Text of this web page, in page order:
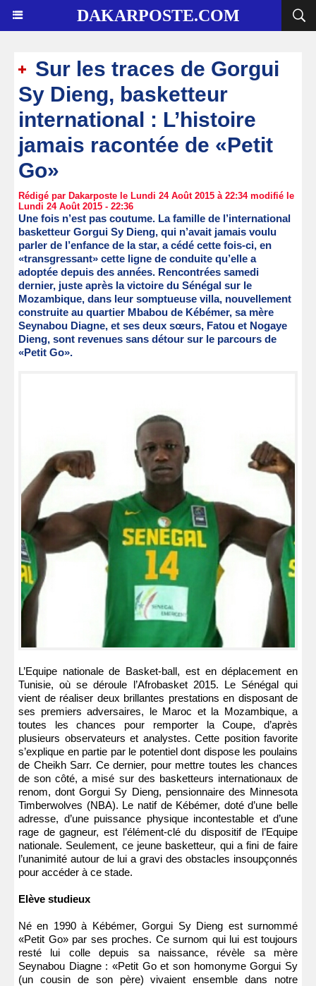
DAKARPOSTE.COM
Sur les traces de Gorgui
Sy Dieng, basketteur
international : L’histoire
jamais racontée de «Petit
Go»
Rédigé par Dakarposte le Lundi 24 Août 2015 à 22:34 modifié le
Lundi 24 Août 2015 - 22:36
Une fois n’est pas coutume. La famille de l’international
basketteur Gorgui Sy Dieng, qui n’avait jamais voulu
parler de l’enfance de la star, a cédé cette fois-ci, en
«transgressant» cette ligne de conduite qu’elle a
adoptée depuis des années. Rencontrées samedi
dernier, juste après la victoire du Sénégal sur le
Mozambique, dans leur somptueuse villa, nouvellement
construite au quartier Mbabou de Kébémer, sa mère
Seynabou Diagne, et ses deux sœurs, Fatou et Nogaye
Dieng, sont revenues sans détour sur le parcours de
«Petit Go».
L’Equipe nationale de Basket-ball, est en déplacement en
Tunisie, où se déroule l’Afrobasket 2015. Le Sénégal qui
vient de réaliser deux brillantes prestations en disposant de
ses premiers adversaires, le Maroc et la Mozambique, a
toutes les chances pour remporter la Coupe, d’après
plusieurs observateurs et analystes. Cette position favorite
s’explique en partie par le potentiel dont dispose les poulains
de Cheikh Sarr. Ce dernier, pour mettre toutes les chances
de son côté, a misé sur des basketteurs internationaux de
renom, dont Gorgui Sy Dieng, pensionnaire des Minnesota
Timberwolves (NBA). Le natif de Kébémer, doté d’une belle
adresse, d’une puissance physique incontestable et d’une
rage de gagneur, est l’élément-clé du dispositif de l’Equipe
nationale. Seulement, ce jeune basketteur, qui a fini de faire
l’unanimité autour de lui a gravi des obstacles insoupçonnés
pour accéder à ce stade.
Elève studieux
Né en 1990 à Kébémer, Gorgui Sy Dieng est surnommé
«Petit Go» par ses proches. Ce surnom qui lui est toujours
resté lui colle depuis sa naissance, révèle sa mère
Seynabou Diagne : «Petit Go et son homonyme Gorgui Sy
(un cousin de son père) vivaient ensemble dans notre